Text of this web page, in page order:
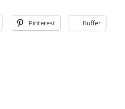
Pinterest Buffer